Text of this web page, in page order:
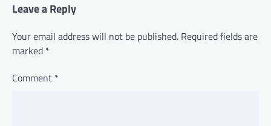
Leave a Reply
Your email address will not be published. Required fields are
marked *
Comment *